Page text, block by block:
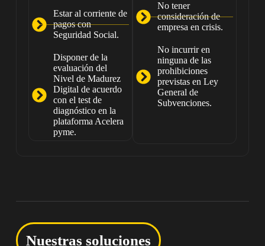
Estar al corriente de
pagos con
Seguridad Social.
Disponer de la
evaluación del
Nivel de Madurez
Digital de acuerdo
con el test de
diagnóstico en la
plataforma Acelera
pyme.
No tener
consideración de
empresa en crisis.
No incurrir en
ninguna de las
prohibiciones
previstas en Ley
General de
Subvenciones.
Nuestras soluciones